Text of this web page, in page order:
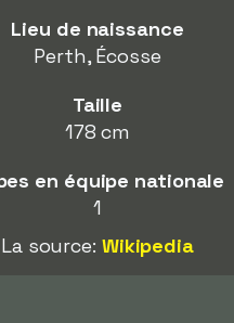
Lieu de naissance
Perth, Écosse
Taille
178 cm
en équipe nationale
1
La source: Wikipedia